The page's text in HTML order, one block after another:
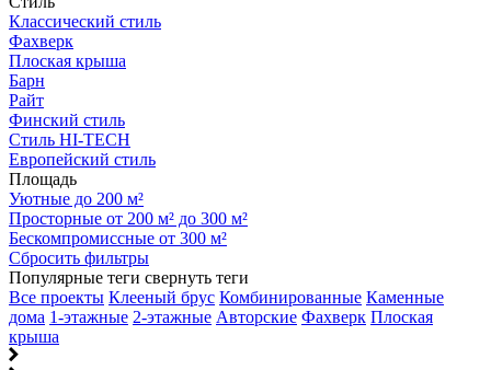
Классический стиль
Фахверк
Плоская крыша
Барн
Райт
Финский стиль
Стиль HI-TECH
Европейский стиль
Площадь
Уютные до 200 м²
Просторные от 200 м² до 300 м²
Бескомпромиссные от 300 м²
Сбросить фильтры
Популярные теги свернуть теги
Все проекты Клееный брус Комбинированные Каменные
дома 1-этажные 2-этажные Авторские Фахверк Плоская
крыша